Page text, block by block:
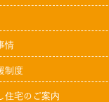
情
制度
住宅のご案内